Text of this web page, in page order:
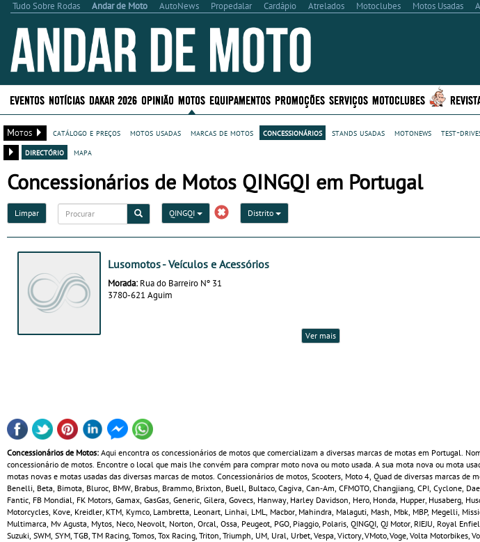
Tudo Sobre Rodas Andar de Moto AutoNews Propedalar Cardápio Atrelados Motoclubes Motos Usadas
EVENTOS NOTÍCIAS DAKAR 2026 OPINIÃO MOTOS EQUIPAMENTOS PROMOÇÕES SERVIÇOS MOTOCLUBES
Motos catálogo e preços motos usadas marcas de motos concessionários stands usadas motonews test-
directório
mapa
Concessionários de Motos QINGQI em Portugal
Limpar QINGQI Distrito
Lusomotos - Veículos e Acessórios
Morada: Rua do Barreiro Nº 31
3780-621 Aguim
Ver mais
Concessionários de Motos: Aqui encontra os concessionários de motos que comercializam a diversas marcas de motas em Portugal.
concessionário de motos. Encontre o local que mais lhe convém para comprar moto nova ou moto usada. A sua mota nova ou mota
motas novas e motas usadas das diversas marcas de motos. Concessionários de motos, Scooters, Moto 4, Quad de diversas marcas de
Benelli, Beta, Bimota, Bluroc, BMW, Brabus, Brammo, Brixton, Buell, Bultaco, Cagiva, Can‑Am, CFMOTO, Changjiang, CPI, Cyclone,
Fantic, FB Mondial, FK Motors, Gamax, GasGas, Generic, Gilera, Govecs, Hanway, Harley Davidson, Hero, Honda, Hupper, Husaberg,
Motorcycles, Kove, Kreidler, KTM, Kymco, Lambretta, Leonart, Linhai, LML, Macbor, Mahindra, Malaguti, Mash, Mbk, MBP, Megelli,
Multimarca, Mv Agusta, Mytos, Neco, Neovolt, Norton, Orcal, Ossa, Peugeot, PGO, Piaggio, Polaris, QINGQI, QJ Motor, RIEJU, Royal
Suzuki, SWM, SYM, TGB, TM Racing, Tomos, Tox Racing, Triton, Triumph, UM, Ural, Urbet, Vespa, Victory, VMoto, Voge, Volta Motorbikes,